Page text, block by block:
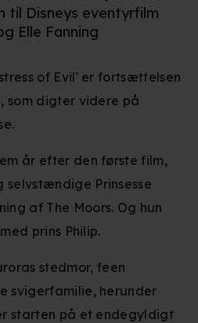
til Disneys eventyrfilm
Elle Fanning
of Evil' er fortsættelsen
som digter videre på
år efter den første film,
selvstændige Prinsesse
af The Moors. Og hun
prins Philip.
stedmor, feen
svigerfamilie, herunder
starten på et endegyldigt